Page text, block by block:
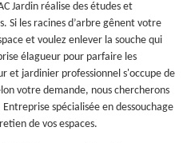
Jardin réalise des études et
Si les racines d’arbre gênent votre
et voulez enlever la souche qui
élagueur pour parfaire les
et jardinier professionnel s'occupe de
votre demande, nous chercherons
spécialisée en dessouchage
de vos espaces.